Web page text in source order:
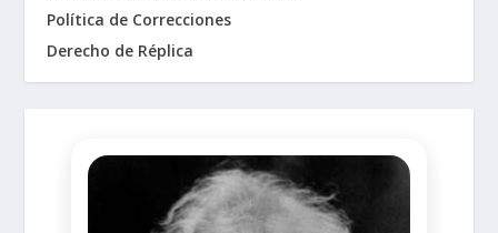
Política de Correcciones
Derecho de Réplica